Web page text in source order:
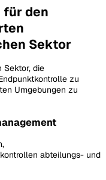
für den
Sektor
Sektor, die
zu
Umgebungen zu
abteilungs- und